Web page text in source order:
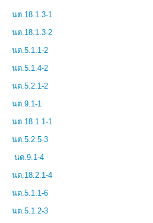
นต.18.1.3-1
นต.18.1.3-2
นต.5.1.1-2
นต.5.1.4-2
นต.5.2.1-2
นต.9.1-1
นต.18.1.1-1
นต.5.2.5-3
นต.9.1-4
นต.18.2.1-4
นต.5.1.1-6
นต.5.1.2-3